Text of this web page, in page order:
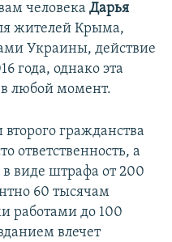
человека Дарья
жителей Крыма,
Украины, действие
года, однако эта
в любой момент.
гражданства
ответственность, а
в виде штрафа от 200
60 тысячам
работами до 100
влечет